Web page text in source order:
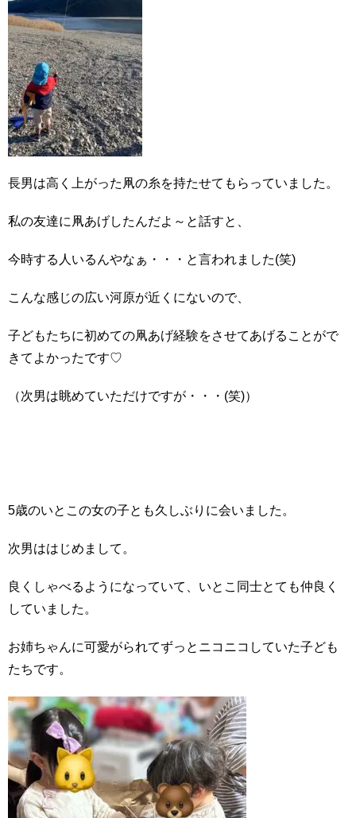
長男は高く上がった凧の糸を持たせてもらっていました。
私の友達に凧あげしたんだよ～と話すと、
今時する人いるんやなぁ・・・と言われました(笑)
こんな感じの広い河原が近くにないので、
子どもたちに初めての凧あげ経験をさせてあげることがで
きてよかったです♡
（次男は眺めていただけですが・・・(笑)）
5歳のいとこの女の子とも久しぶりに会いました。
次男ははじめまして。
良くしゃべるようになっていて、いとこ同士とても仲良く
していました。
お姉ちゃんに可愛がられてずっとニコニコしていた子ども
たちです。